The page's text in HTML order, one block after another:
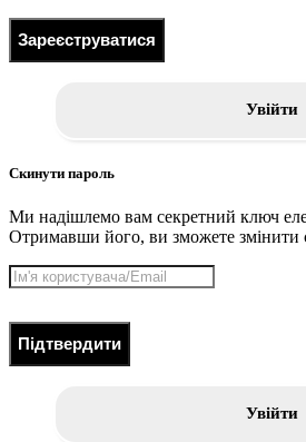
Зареєструватися
Увійти
Скинути пароль
Ми надішлемо вам секретний ключ
Отримавши його, ви зможете змінити
Підтвердити
Увійти